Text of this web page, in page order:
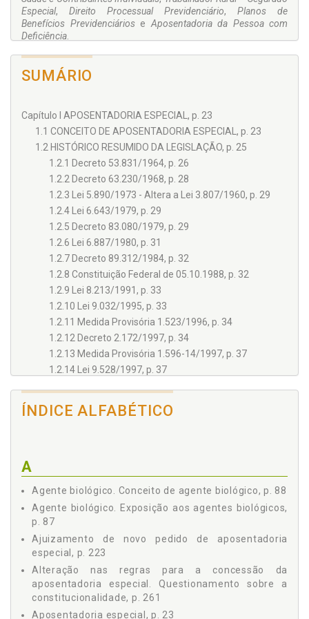
Especial, Direito Processual Previdenciário, Planos de
Benefícios Previdenciáriose Aposentadoria da Pessoa com
Deficiência.
SUMÁRIO
Capítulo I APOSENTADORIA ESPECIAL, p. 23
1.1 CONCEITO DE APOSENTADORIA ESPECIAL, p. 23
1.2 HISTÓRICO RESUMIDO DA LEGISLAÇÃO, p. 25
1.2.1 Decreto 53.831/1964, p. 26
1.2.2 Decreto 63.230/1968, p. 28
1.2.3 Lei 5.890/1973 - Altera a Lei 3.807/1960, p. 29
1.2.4 Lei 6.643/1979, p. 29
1.2.5 Decreto 83.080/1979, p. 29
1.2.6 Lei 6.887/1980, p. 31
1.2.7 Decreto 89.312/1984, p. 32
1.2.8 Constituição Federal de 05.10.1988, p. 32
1.2.9 Lei 8.213/1991, p. 33
1.2.10 Lei 9.032/1995, p. 33
1.2.11 Medida Provisória 1.523/1996, p. 34
1.2.12 Decreto 2.172/1997, p. 34
1.2.13 Medida Provisória 1.596-14/1997, p. 37
1.2.14 Lei 9.528/1997, p. 37
1.2.16 Lei 9.732/1998, p. 38
1.2.17 Decreto 3.048/1999, p. 38
1.2.22 Decreto 4.079/2002, p. 41
1.2.23 Lei 10.666/2003, p. 41
1.2.24 Decreto 4.827/2003, p. 42
1.2.25 Decreto 4.882/2003, p. 42
1.2.26 Decreto 8.123/2013, p. 43
1.3 LEGISLAÇÃO EM VIGOR - LEI 8.213/1991, p. 47
1.4 ALTERAÇÕES DA LEGISLAÇÃO DE APOSENTADORIA
ESPECIAL APÓS A EMENDA CONSTITUCIONAL 103 DE
ÍNDICE ALFABÉTICO
A
Agente biológico. Conceito de agente biológico, p. 88
Agente biológico. Exposição aos agentes biológicos,
p. 87
Ajuizamento de novo pedido de aposentadoria
especial, p. 223
Alteração nas regras para a concessão da
aposentadoria especial. Questionamento sobre a
constitucionalidade, p. 261
Aposentadoria especial, p. 23